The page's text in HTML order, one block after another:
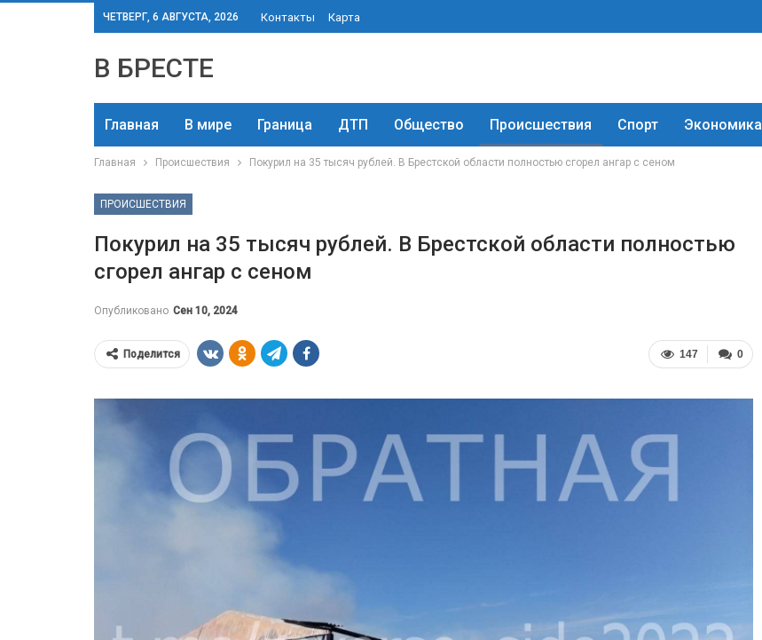
ЧЕТВЕРГ, 6 АВГУСТА, 2026 Контакты Карта
В БРЕСТЕ
Главная В мире Граница ДТП Общество Происшествия Спорт Экономика
Главная Происшествия Покурил на 35 тысяч рублей. В Брестской области полностью сгорел ангар с сеном
ПРОИСШЕСТВИЯ
Покурил на 35 тысяч рублей. В Брестской области полностью
сгорел ангар с сеном
Опубликовано Сен 10, 2024
0
147
Поделится